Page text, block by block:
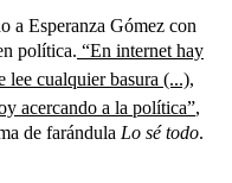
a Esperanza Gómez con
política. “En internet hay
lee cualquier basura (...),
acercando a la política”,
de farándula Lo sé todo.